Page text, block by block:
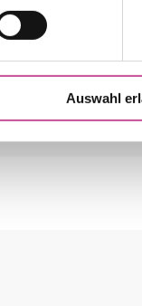
Auswahl
Monitor und
Bitte
sich die